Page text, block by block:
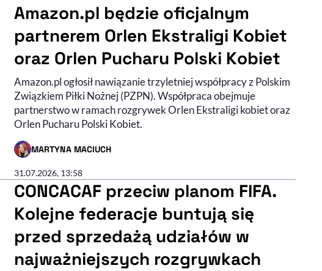
Amazon.pl będzie oficjalnym
partnerem Orlen Ekstraligi Kobiet
oraz Orlen Pucharu Polski Kobiet
Amazon.pl ogłosił nawiązanie trzyletniej współpracy z Polskim
Związkiem Piłki Nożnej (PZPN). Współpraca obejmuje
partnerstwo w ramach rozgrywek Orlen Ekstraligi kobiet oraz
Orlen Pucharu Polski Kobiet.
MARTYNA MACIUCH
- AUTOR ARTYKUŁU - PROFIL
31.07.2026, 13:58
CONCACAF przeciw planom FIFA.
Kolejne federacje buntują się
przed sprzedażą udziałów w
najważniejszych rozgrywkach